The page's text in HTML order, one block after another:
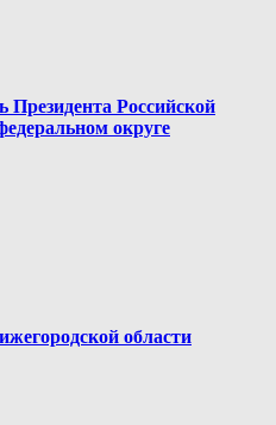
Российской
округе
области